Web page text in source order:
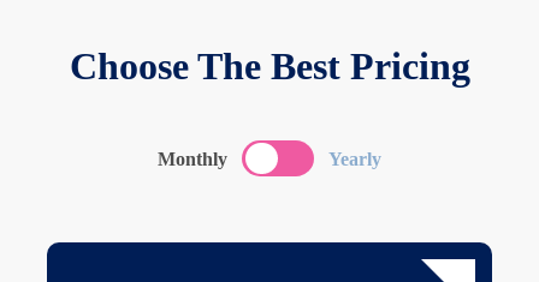
Choose The Best Pricing
Monthly Yearly